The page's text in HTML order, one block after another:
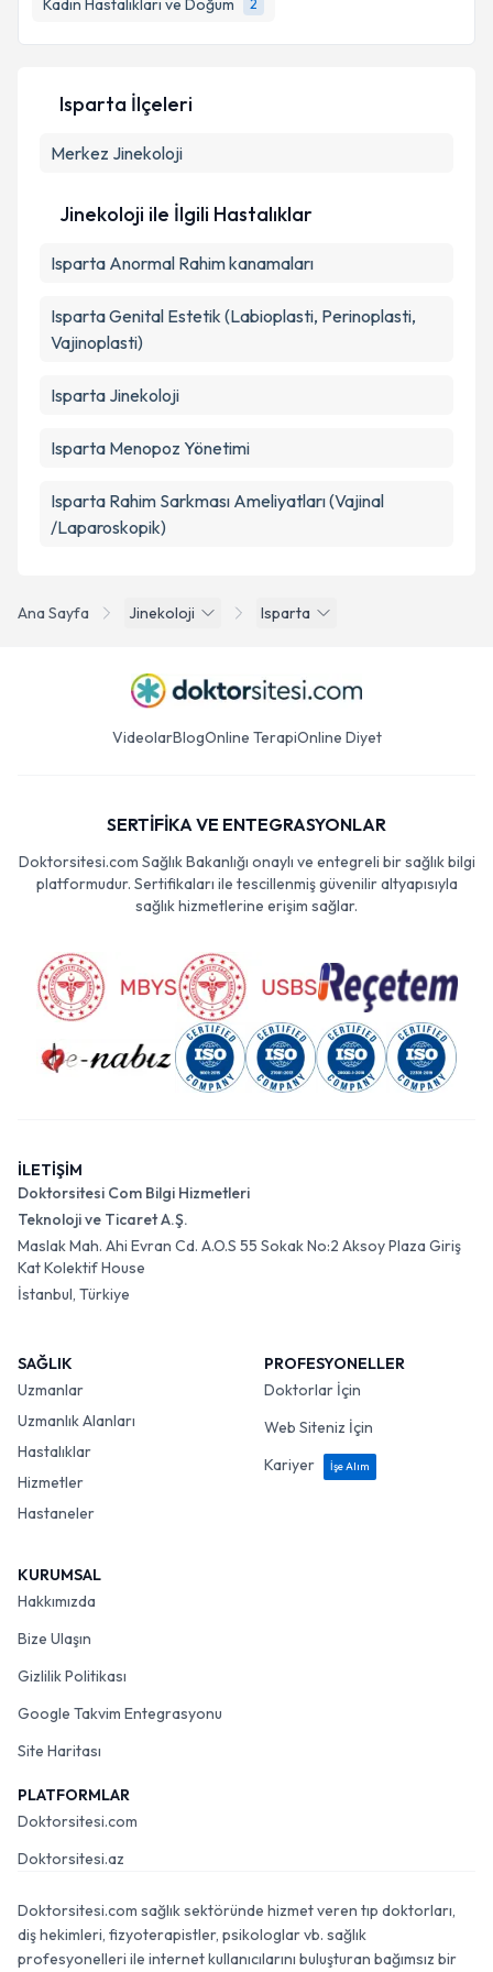
Kadın Hastalıkları ve Doğum
2
Kişisel verilerimin işlenmesine ilişkin
Metni'ni okudum ve kişisel verilerimin belirtilen
Takvim Talebini Gönder
Ana Sayfa Jinekoloji Isparta
Isparta İlçeleri
Merkez Jinekoloji
Jinekoloji ile İlgili Hastalıklar
Isparta Anormal Rahim kanamaları
Isparta Genital Estetik (Labioplasti, Perinoplasti,
Vajinoplasti)
Isparta Jinekoloji
Isparta Menopoz Yönetimi
Isparta Rahim Sarkması Ameliyatları (Vajinal
/Laparoskopik)
VideolarBlogOnline TerapiOnline Diyet
SERTİFİKA VE ENTEGRASYONLAR
Doktorsitesi.com Sağlık Bakanlığı onaylı ve entegreli bir sağlık bilgi
platformudur. Sertifikaları ile tescillenmiş güvenilir altyapısıyla
sağlık hizmetlerine erişim sağlar.
İLETİŞİM
Doktorsitesi Com Bilgi Hizmetleri
Teknoloji ve Ticaret A.Ş.
Maslak Mah. Ahi Evran Cd. A.O.S 55 Sokak No:2 Aksoy Plaza Giriş
Kat Kolektif House
İstanbul, Türkiye
SAĞLIK
Uzmanlar
Uzmanlık Alanları
Hastalıklar
Hizmetler
Hastaneler
PROFESYONELLER
Doktorlar İçin
Web Siteniz İçin
Kariyer
İşe Alım
KURUMSAL
Hakkımızda
Bize Ulaşın
Gizlilik Politikası
Google Takvim Entegrasyonu
Site Haritası
PLATFORMLAR
Doktorsitesi.com
Doktorsitesi.az
Doktorsitesi.com sağlık sektöründe hizmet veren tıp doktorları,
diş hekimleri, fizyoterapistler, psikologlar vb. sağlık
profesyonelleri ile internet kullanıcılarını buluşturan bağımsız bir